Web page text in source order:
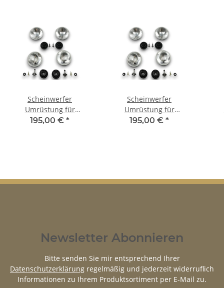
Scheinwerfer
Umrüstung für
Oldsmobile Delmont US-
195,00 € *
Scheinwerfer
Umrüstung für
Oldsmobile 98 US-
195,00 € *
Newsletter Abonnieren
Bitte senden Sie mir entsprechend Ihrer
Datenschutzerklärung regelmäßig und jederzeit widerruflich
Informationen zu Ihrem Produktsortiment per E-Mail zu.